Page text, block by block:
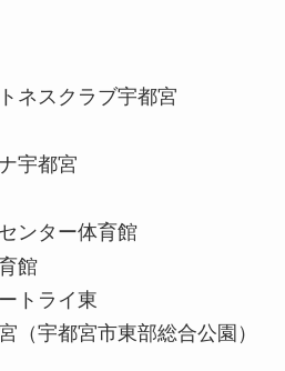
ネスクラブ宇都宮
宇都宮
ンター体育館
館
トライ東
（宇都宮市東部総合公園）